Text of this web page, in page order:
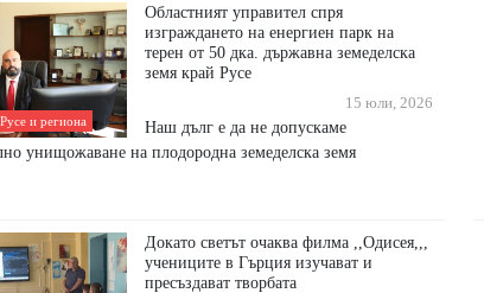
и региона
Областният управител спря
изграждането на енергиен парк на
терен от 50 дка. държавна земеделска
земя край Русе
15 юли, 2026
Наш дълг е да не допускаме
унищожаване на плодородна земеделска земя
Докато светът очаква филма ,,Одисея,,,
учениците в Гърция изучават и
пресъздават творбата